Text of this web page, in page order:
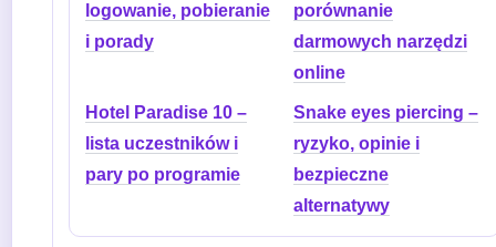
logowanie, pobieranie
i porady
porównanie
darmowych narzędzi
online
Hotel Paradise 10 –
lista uczestników i
pary po programie
Snake eyes piercing –
ryzyko, opinie i
bezpieczne
alternatywy